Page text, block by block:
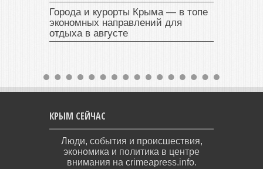
Города и курорты Крыма — в топе
экономных направлений для
отдыха в августе
КРЫМ СЕЙЧАС
Люди, события и происшествия,
экономика и политика в центре
внимания на crimeapress.info.